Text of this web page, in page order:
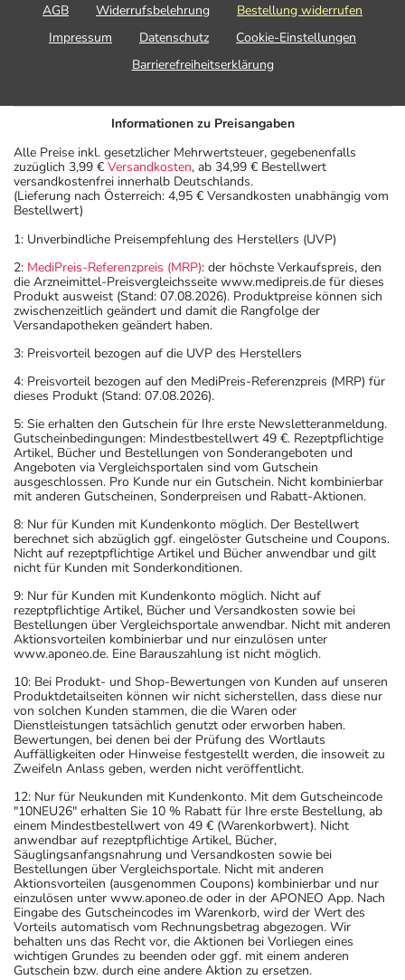
AGB Widerrufsbelehrung
Bestellung widerrufen
Impressum
Datenschutz
Cookie-Einstellungen
Barrierefreiheitserklärung
Informationen zu Preisangaben
Alle Preise inkl. gesetzlicher Mehrwertsteuer, gegebenenfalls
zuzüglich 3,99 € Versandkosten, ab 34,99 € Bestellwert
versandkostenfrei innerhalb Deutschlands.
(Lieferung nach Österreich: 4,95 € Versandkosten unabhängig vom
Bestellwert)
1: Unverbindliche Preisempfehlung des Herstellers (UVP)
2: MediPreis-Referenzpreis (MRP): der höchste Verkaufspreis, den
die Arzneimittel-Preisvergleichsseite www.medipreis.de für dieses
Produkt ausweist (Stand: 07.08.2026). Produktpreise können sich
zwischenzeitlich geändert und damit die Rangfolge der
Versandapotheken geändert haben.
3: Preisvorteil bezogen auf die UVP des Herstellers
4: Preisvorteil bezogen auf den MediPreis-Referenzpreis (MRP) für
dieses Produkt (Stand: 07.08.2026).
5: Sie erhalten den Gutschein für Ihre erste Newsletteranmeldung.
Gutscheinbedingungen: Mindestbestellwert 49 €. Rezeptpflichtige
Artikel, Bücher und Bestellungen von Sonderangeboten und
Angeboten via Vergleichsportalen sind vom Gutschein
ausgeschlossen. Pro Kunde nur ein Gutschein. Nicht kombinierbar
mit anderen Gutscheinen, Sonderpreisen und Rabatt-Aktionen.
8: Nur für Kunden mit Kundenkonto möglich. Der Bestellwert
berechnet sich abzüglich ggf. eingelöster Gutscheine und Coupons.
Nicht auf rezeptpflichtige Artikel und Bücher anwendbar und gilt
nicht für Kunden mit Sonderkonditionen.
9: Nur für Kunden mit Kundenkonto möglich. Nicht auf
rezeptpflichtige Artikel, Bücher und Versandkosten sowie bei
Bestellungen über Vergleichsportale anwendbar. Nicht mit anderen
Aktionsvorteilen kombinierbar und nur einzulösen unter
www.aponeo.de. Eine Barauszahlung ist nicht möglich.
10: Bei Produkt- und Shop-Bewertungen von Kunden auf unseren
Produktdetailseiten können wir nicht sicherstellen, dass diese nur
von solchen Kunden stammen, die die Waren oder
Dienstleistungen tatsächlich genutzt oder erworben haben.
Bewertungen, bei denen bei der Prüfung des Wortlauts
Auffälligkeiten oder Hinweise festgestellt werden, die insoweit zu
Zweifeln Anlass geben, werden nicht veröffentlicht.
12: Nur für Neukunden mit Kundenkonto. Mit dem Gutscheincode
"10NEU26" erhalten Sie 10 % Rabatt für Ihre erste Bestellung, ab
einem Mindestbestellwert von 49 € (Warenkorbwert). Nicht
anwendbar auf rezeptpflichtige Artikel, Bücher,
Säuglingsanfangsnahrung und Versandkosten sowie bei
Bestellungen über Vergleichsportale. Nicht mit anderen
Aktionsvorteilen (ausgenommen Coupons) kombinierbar und nur
einzulösen unter www.aponeo.de oder in der APONEO App. Nach
Eingabe des Gutscheincodes im Warenkorb, wird der Wert des
Vorteils automatisch vom Rechnungsbetrag abgezogen. Wir
behalten uns das Recht vor, die Aktionen bei Vorliegen eines
wichtigen Grundes zu beenden oder ggf. mit einem anderen
Gutschein bzw. durch eine andere Aktion zu ersetzen.